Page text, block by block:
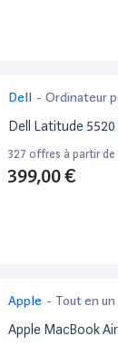
Dell - Ordinateur
Dell Latitude 5520
327 offres à partir de
399,00 €
Apple - Tout en un
Apple MacBook